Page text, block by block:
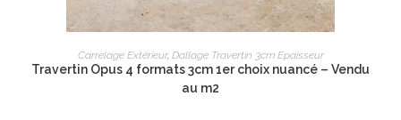
AJOUTER AU PANIER
Carrelage Extérieur, Dallage Travertin 3cm Epaisseur
Travertin Opus 4 formats 3cm 1er choix nuancé – Vendu
au m2